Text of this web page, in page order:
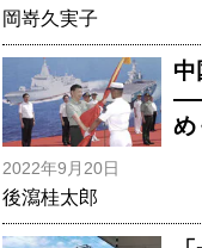
岡嵜久実子
中
め
2022年9月20日
後瀉桂太郎